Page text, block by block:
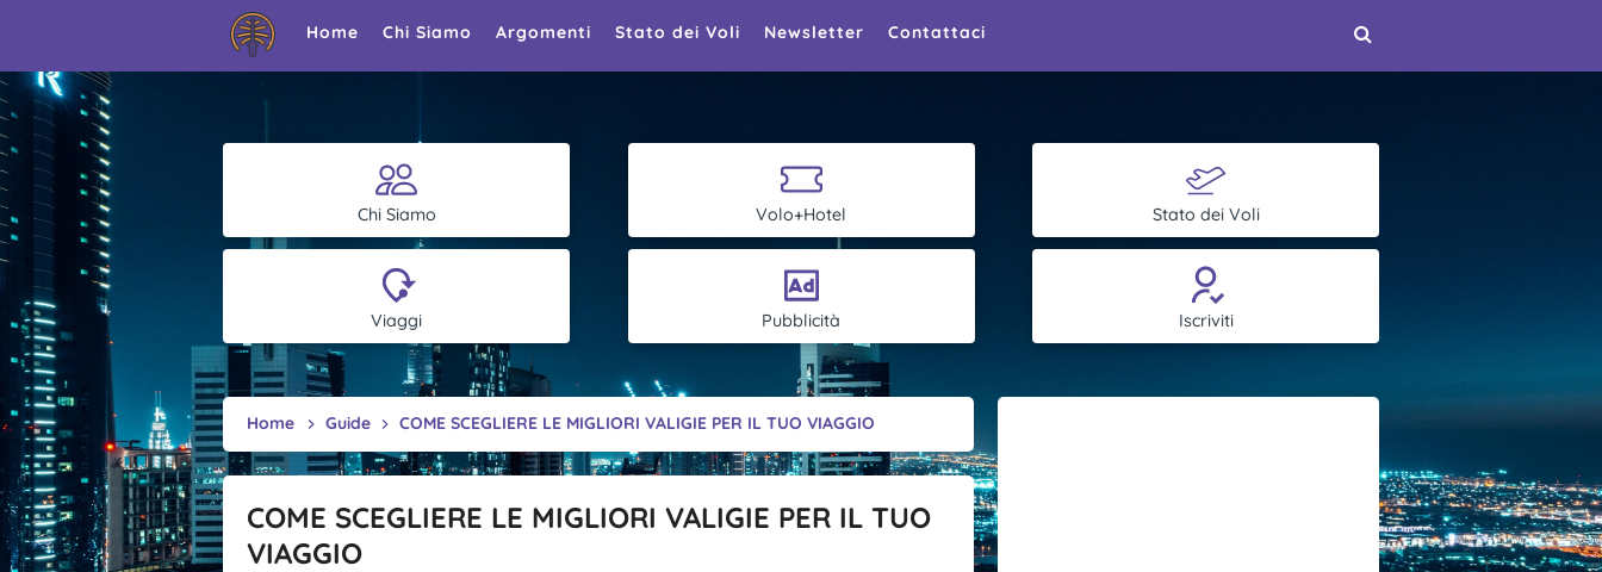
Home Chi Siamo Argomenti Stato dei Voli Newsletter Contattaci
Chi Siamo Volo+Hotel Stato dei Voli
Viaggi Pubblicità Iscriviti
Home Guide COME SCEGLIERE LE MIGLIORI VALIGIE PER IL TUO VIAGGIO
COME SCEGLIERE LE MIGLIORI VALIGIE PER IL TUO
VIAGGIO